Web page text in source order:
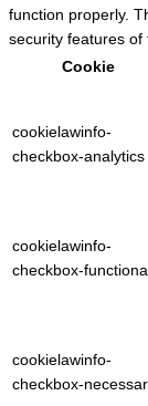
function properly.
security features of
Cookie
cookielawinfo-
checkbox-analytics
cookielawinfo-
checkbox-functional
cookielawinfo-
checkbox-